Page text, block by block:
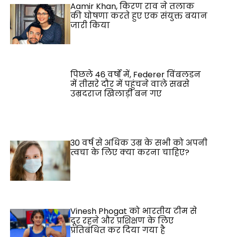
Aamir Khan, किरण राव ने तलाक
की घोषणा करते हुए एक संयुक्त बयान
जारी किया
पिछले 46 वर्षों में, Federer विंबलडन
में तीसरे दौर में पहुंचने वाले सबसे
उम्रदराज खिलाड़ी बन गए
30 वर्ष से अधिक उम्र के सभी को अपनी
त्वचा के लिए क्या करना चाहिए?
Vinesh Phogat को भारतीय टीम से
दूर रहने और प्रशिक्षण के लिए
प्रतिबंधित कर दिया गया है